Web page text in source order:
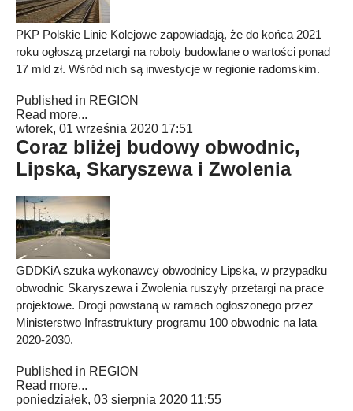
PKP Polskie Linie Kolejowe zapowiadają, że do końca 2021
roku ogłoszą przetargi na roboty budowlane o wartości ponad
17 mld zł. Wśród nich są inwestycje w regionie radomskim.
Published in REGION
Read more...
wtorek, 01 września 2020 17:51
Coraz bliżej budowy obwodnic,
Lipska, Skaryszewa i Zwolenia
GDDKiA szuka wykonawcy obwodnicy Lipska, w przypadku
obwodnic Skaryszewa i Zwolenia ruszyły przetargi na prace
projektowe. Drogi powstaną w ramach ogłoszonego przez
Ministerstwo Infrastruktury programu 100 obwodnic na lata
2020-2030.
Published in REGION
Read more...
poniedziałek, 03 sierpnia 2020 11:55